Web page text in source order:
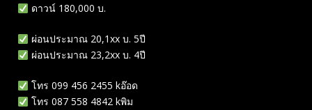
ดาวน์ 180,000 บ.
ผ่อนประมาณ 20,1xx บ. 5ปี
ผ่อนประมาณ 23,2xx บ. 4ปี
โทร 099 456 2455 kอ๊อด
โทร 087 558 4842 kพิม